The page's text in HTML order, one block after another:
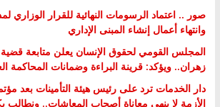
صور .. اعتماد الرسومات النهائية للقرار الوزاري
وانتهاء أعمال إنشاء المبنى الإداري
المجلس القومي لحقوق الإنسان يعلن متابعة
زهران.. ويؤكد: قرينة البراءة وضمانات المحاكمة
دار الخدمات ترد على رئيس هيئة التأمينات بعد
الأزمة لا ينهي معاناة أصحاب المعاشات..